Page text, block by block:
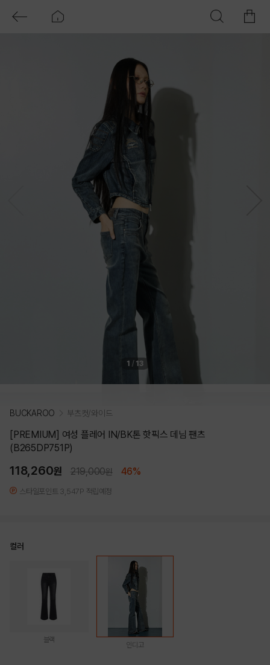
1 / 13
BUCKAROO 부츠컷/와이드
[PREMIUM] 여성 플레어 IN/BK톤 핫픽스 데님 팬츠
(B265DP751P)
118,260원 219,000원 46%
스타일포인트 3,547P 적립예정
컬러
블랙
인디고